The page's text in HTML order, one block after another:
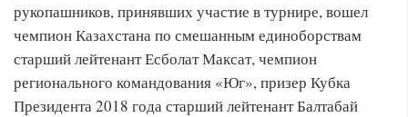
рукопашников, принявших участие в турнире, вошел
чемпион Казахстана по смешанным единоборствам
старший лейтенант Есболат Максат, чемпион
регионального командования «Юг», призер Кубка
Президента 2018 года старший лейтенант Балтабай